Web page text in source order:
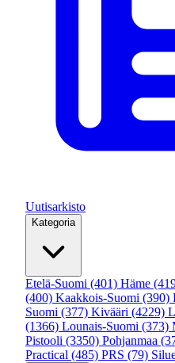
Uutisarkisto
Kategoria
Etelä-Suomi (401) Häme
(400) Kaakkois-Suomi (390)
Suomi (377) Kivääri (4229)
(1366) Lounais-Suomi (373)
Pistooli (3350) Pohjanmaa
Practical (485) PRS (79)